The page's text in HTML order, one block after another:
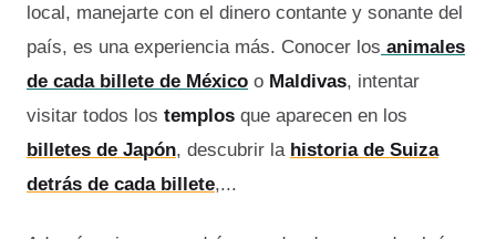
local, manejarte con el dinero contante y sonante del
país, es una experiencia más. Conocer los animales
de cada billete de México o Maldivas, intentar
visitar todos los templos que aparecen en los
billetes de Japón, descubrir la historia de Suiza
detrás de cada billete,...